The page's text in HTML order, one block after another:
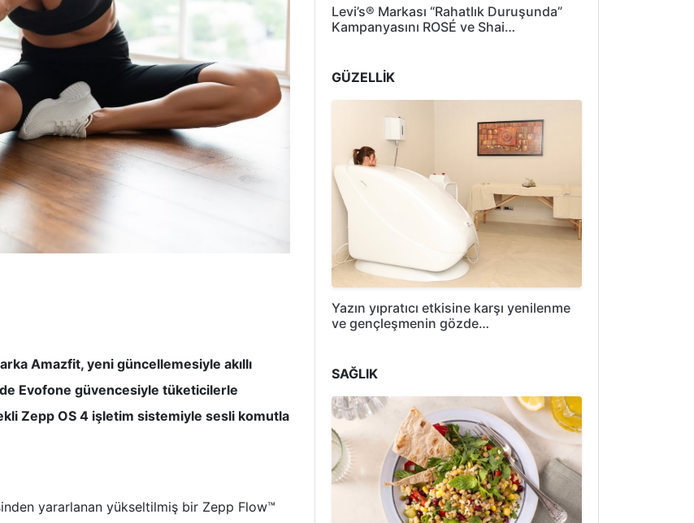
Amazfit, yeni güncellemesiyle akıllı
Evofone güvencesiyle tüketicilerle
Zepp OS 4 işletim sistemiyle sesli komutla
yararlanan yükseltilmiş bir Zepp Flow™
Levi’s® Markası “Rahatlık Duruşunda”
Kampanyasını ROSÉ ve Shai…
GÜZELLİK
Yazın yıpratıcı etkisine karşı yenilenme
ve gençleşmenin gözde…
SAĞLIK